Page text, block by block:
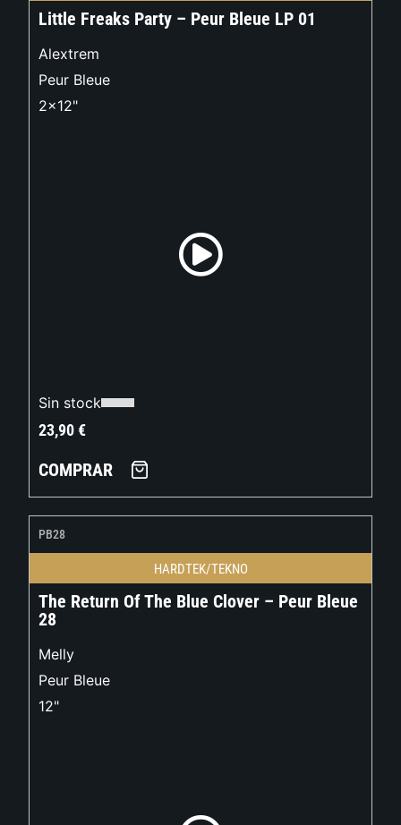
Little Freaks Party – Peur Bleue LP 01
Alextrem
Peur Bleue
2x12"
Sin stock
23,90€
COMPRAR
PB28
HARDTEK/TEKNO
The Return Of The Blue Clover – Peur Bleue
28
Melly
Peur Bleue
12"